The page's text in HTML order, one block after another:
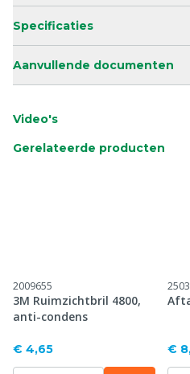
Specificaties
Aanvullende documenten
Video's
Gerelateerde producten
2009655
3M Ruimzichtbril 4800,
anti-condens
€ 4,65 €